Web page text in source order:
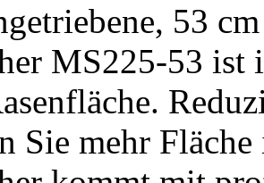
53
MS225-53
Sie mehr